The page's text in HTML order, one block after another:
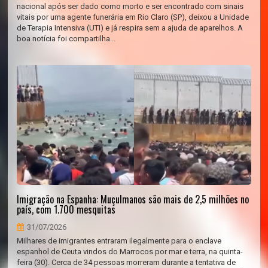
nacional após ser dado como morto e ser encontrado com sinais
vitais por uma agente funerária em Rio Claro (SP), deixou a Unidade
de Terapia Intensiva (UTI) e já respira sem a ajuda de aparelhos. A
boa notícia foi compartilha...
Imigração na Espanha: Muçulmanos são mais de 2,5 milhões no
país, com 1.700 mesquitas
31/07/2026
Milhares de imigrantes entraram ilegalmente para o enclave
espanhol de Ceuta vindos do Marrocos por mar e terra, na quinta-
feira (30). Cerca de 34 pessoas morreram durante a tentativa de